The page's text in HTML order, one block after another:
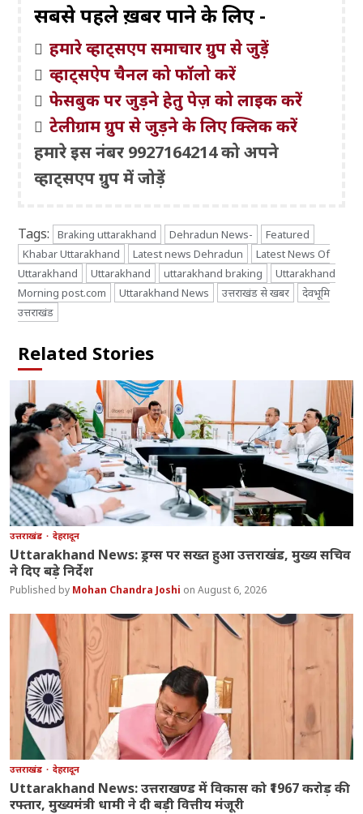
सबसे पहले ख़बरें पाने के लिए -
हमारे व्हाट्सएप समाचार ग्रुप से जुड़ें
व्हाट्सऐप चैनल को फॉलो करें
फेसबुक पर जुड़ने हेतु पेज़ को लाइक करें
टेलीग्राम ग्रुप से जुड़ने के लिए क्लिक करें
हमारे इस नंबर 9927164214 को अपने
व्हाट्सएप ग्रुप में जोड़ें
Tags: Braking uttarakhand Dehradun News-
Featured
Khabar Uttarakhand
Latest news Dehradun
Latest News Of
Uttarakhand
Uttarakhand uttarakhand braking
Uttarakhand
Morning post.com
Uttarakhand News उत्तराखंड से खबर
देवभूमि
उत्तराखंड
Related Stories
उत्तराखंड देहरादून
Uttarakhand News: ड्रग्स पर सख्त हुआ उत्तराखंड, मुख्य सचिव
ने दिए बड़े निर्देश
Mohan Chandra Joshi August 6, 2026
उत्तराखंड देहरादून
Uttarakhand News: उत्तराखण्ड में विकास को ₹1967 करोड़ की
रफ्तार, मुख्यमंत्री धामी ने दी बड़ी वित्तीय मंजूरी